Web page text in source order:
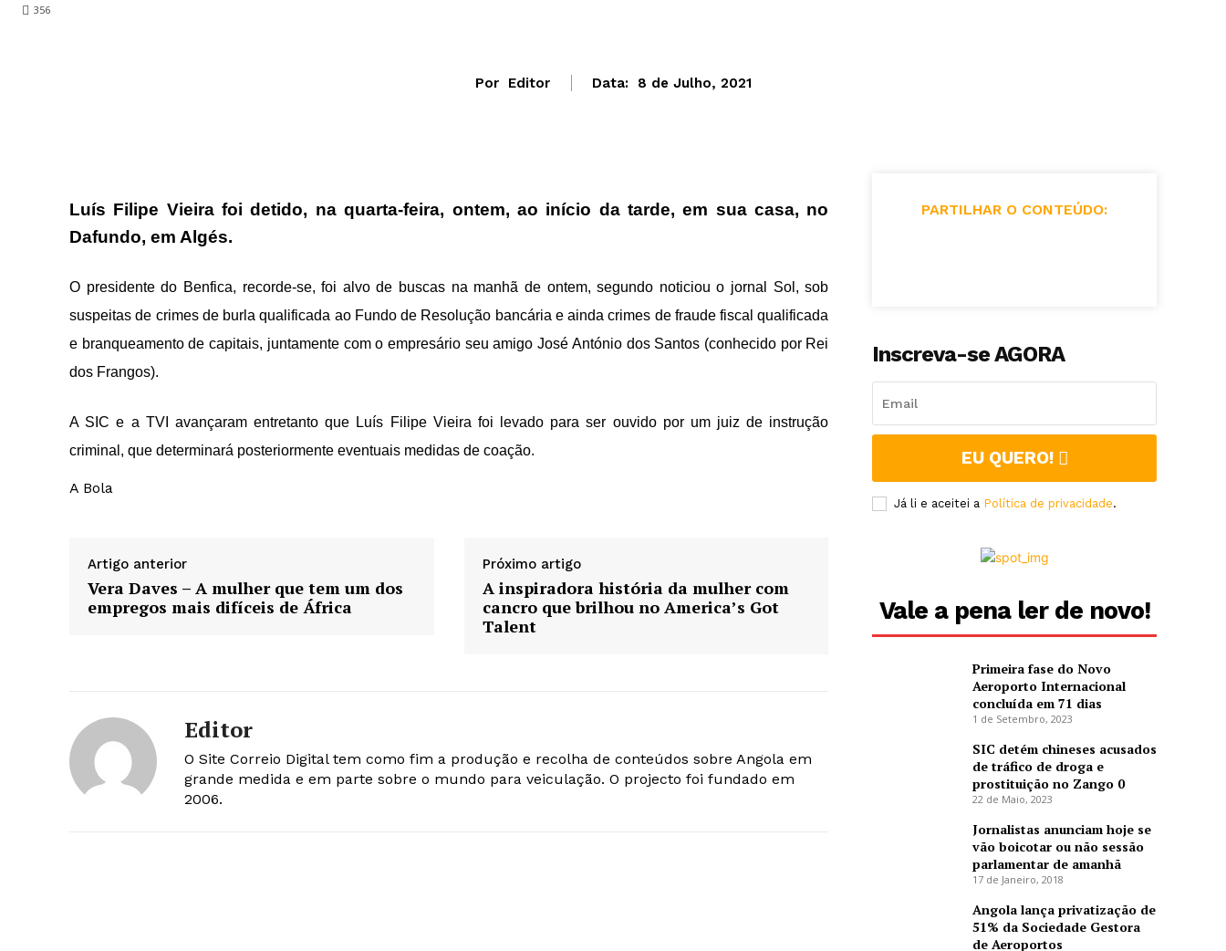
356
Por Editor Data: 8 de Julho, 2021
Luís Filipe Vieira foi detido, na quarta-feira, ontem, ao início da tarde, em sua casa, no
Dafundo, em Algés.
O presidente do Benfica, recorde-se, foi alvo de buscas na manhã de ontem, segundo noticiou o jornal Sol, sob
suspeitas de crimes de burla qualificada ao Fundo de Resolução bancária e ainda crimes de fraude fiscal qualificada
e branqueamento de capitais, juntamente com o empresário seu amigo José António dos Santos (conhecido por Rei
dos Frangos).
A SIC e a TVI avançaram entretanto que Luís Filipe Vieira foi levado para ser ouvido por um juiz de instrução
criminal, que determinará posteriormente eventuais medidas de coação.
A Bola
Artigo anterior
Vera Daves – A mulher que tem um dos
empregos mais difíceis de África
Próximo artigo
A inspiradora história da mulher com
cancro que brilhou no America’s Got
Talent
Editor
O Site Correio Digital tem como fim a produção e recolha de conteúdos sobre Angola em
grande medida e em parte sobre o mundo para veiculação. O projecto foi fundado em
2006.
PARTILHAR O CONTEÚDO:
Inscreva-se AGORA
EU QUERO!
Já li e aceitei a Política de privacidade.
Vale a pena ler de novo!
Primeira fase do Novo
Aeroporto Internacional
concluída em 71 dias
1 de Setembro, 2023
SIC detém chineses acusados
de tráfico de droga e
prostituição no Zango 0
22 de Maio, 2023
Jornalistas anunciam hoje se
vão boicotar ou não sessão
parlamentar de amanhã
17 de Janeiro, 2018
Angola lança privatização de
51% da Sociedade Gestora
de Aeroportos